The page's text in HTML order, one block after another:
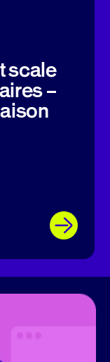
scale
–